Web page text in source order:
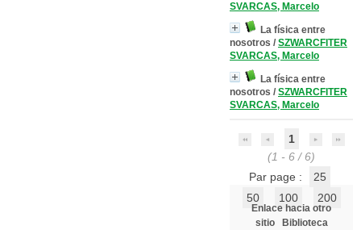
SVARCAS, Marcelo
La física entre
nosotros / SZWARCFITER
SVARCAS, Marcelo
La física entre
nosotros / SZWARCFITER
SVARCAS, Marcelo
1
(1 - 6 / 6)
Par page :
25
50
100 200
Enlace hacia otro
sitio
Biblioteca